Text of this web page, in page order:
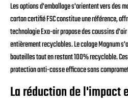
Les options d'emballage s'orientent vers des
carton certifié FSC constitue une référence,
technologie Exa-air propose des coussins
entièrement recyclables. Le calage Magnum
bouteilles tout en restant 100% recyclable.
protection anti-casse efficace sans
La réduction de l'impact